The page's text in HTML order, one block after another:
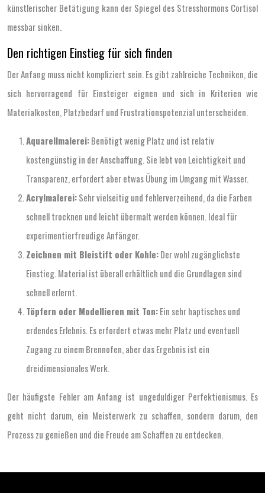
künstlerischer Betätigung kann der Spiegel des Stresshormons Cortisol
messbar sinken.
Den richtigen Einstieg für sich finden
Der Anfang muss nicht kompliziert sein. Es gibt zahlreiche Techniken, die
sich hervorragend für Einsteiger eignen und sich in Kriterien wie
Materialkosten, Platzbedarf und Frustrationspotenzial unterscheiden.
Aquarellmalerei:Benötigt wenig Platz und ist relativ
kostengünstig in der Anschaffung. Sie lebt von Leichtigkeit und
Transparenz, erfordert aber etwas Übung im Umgang mit Wasser.
Acrylmalerei:Sehr vielseitig und fehlerverzeihend, da die Farben
schnell trocknen und leicht übermalt werden können. Ideal für
experimentierfreudige Anfänger.
Zeichnen mit Bleistift oder Kohle:Der wohl zugänglichste
Einstieg. Material ist überall erhältlich und die Grundlagen sind
schnell erlernt.
Töpfern oder Modellieren mit Ton:Ein sehr haptisches und
erdendes Erlebnis. Es erfordert etwas mehr Platz und eventuell
Zugang zu einem Brennofen, aber das Ergebnis ist ein
dreidimensionales Werk.
Der häufigste Fehler am Anfang ist ungeduldiger Perfektionismus. Es
geht nicht darum, ein Meisterwerk zu schaffen, sondern darum, den
Prozess zu genießen und die Freude am Schaffen zu entdecken.